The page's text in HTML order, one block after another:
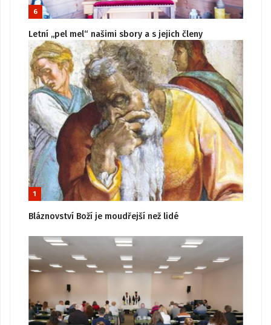
6
Letní „pel mel“ našimi sbory a s jejich členy
1
Bláznovství Boží je moudřejší než lidé